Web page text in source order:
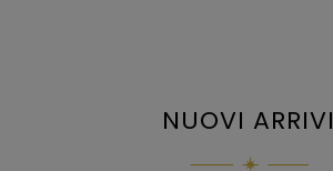
NUOVI ARRIVI